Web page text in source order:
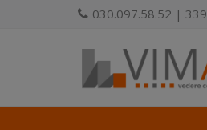
030.097.58.52 |